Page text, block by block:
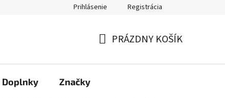
Prihlásenie Registrácia
PRÁZDNY KOŠÍK
Doplnky Značky